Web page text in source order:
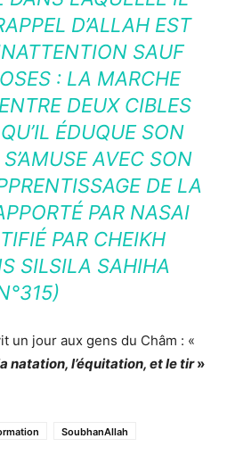
D’ALLAH EST
SAUF
: LA MARCHE
DEUX CIBLES
ÉDUQUE SON
AVEC SON
DE LA
PAR NASAI
PAR CHEIKH
SILSILA SAHIHA
un jour aux gens du Châm : «
natation, l’équitation, et le tir»
SoubhanAllah